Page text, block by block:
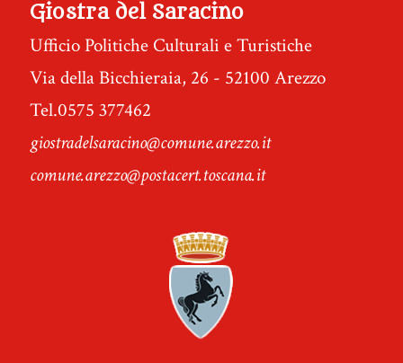
Giostra del Saracino
Ufficio Politiche Culturali e Turistiche
Via della Bicchieraia, 26 - 52100 Arezzo
Tel.0575 377462
giostradelsaracino@comune.arezzo.it
comune.arezzo@postacert.toscana.it